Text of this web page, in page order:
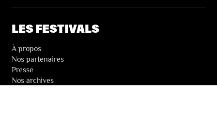
LES FESTIVALS
À propos
Nos partenaires
Presse
Nos archives